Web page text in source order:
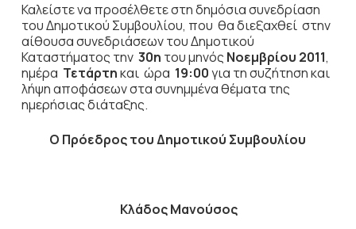
Καλείστε να προσέλθετε στη δημόσια συνεδρίαση
του Δημοτικού Συμβουλίου, που θα διεξαχθεί στην
αίθουσα συνεδριάσεων του Δημοτικού
Καταστήματος την30η του μηνός Νοεμβρίου 2011,
ημέρα Τετάρτηκαι ώρα 19:00για τη συζήτησηκαι
λήψη αποφάσεων στα συνημμένα θέματα της
ημερήσιας διάταξης.
Ο Πρόεδρος του Δημοτικού Συμβουλίου
Κλάδος Μανούσος